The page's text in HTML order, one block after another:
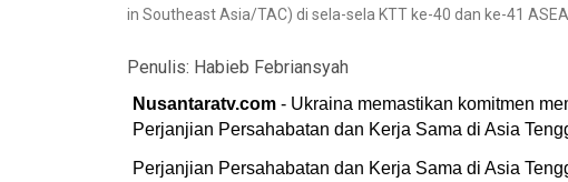
in Southeast Asia/TAC) di sela-sela KTT ke-40 dan ke-41
Penulis: Habieb Febriansyah
Nusantaratv.com - Ukraina memastikan komitmen
Perjanjian Persahabatan dan Kerja Sama di Asia
Perjanjian Persahabatan dan Kerja Sama di Asia